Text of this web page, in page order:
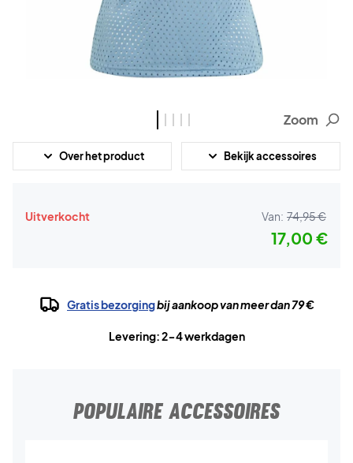
Zoom
Over het product Bekijk accessoires
Uitverkocht Van: 74,95 €
17,00 €
Gratis bezorgingbij aankoop van meer dan 79 €
Levering: 2-4 werkdagen
POPULAIRE ACCESSOIRES